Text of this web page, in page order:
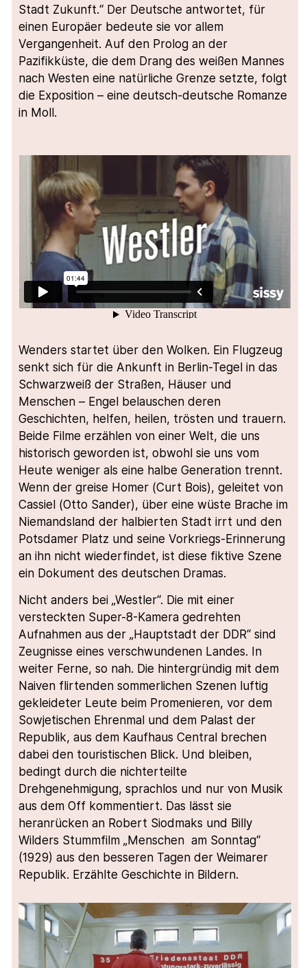
Stadt Zukunft.“ Der Deutsche antwortet, für
einen Europäer bedeute sie vor allem
Vergangenheit. Auf den Prolog an der
Pazifikküste, die dem Drang des weißen Mannes
nach Westen eine natürliche Grenze setzte, folgt
die Exposition – eine deutsch-deutsche Romanze
in Moll.
Wenders startet über den Wolken. Ein Flugzeug
senkt sich für die Ankunft in Berlin-Tegel in das
Schwarzweiß der Straßen, Häuser und
Menschen – Engel belauschen deren
Geschichten, helfen, heilen, trösten und trauern.
Beide Filme erzählen von einer Welt, die uns
historisch geworden ist, obwohl sie uns vom
Heute weniger als eine halbe Generation trennt.
Wenn der greise Homer (Curt Bois), geleitet von
Cassiel (Otto Sander), über eine wüste Brache im
Niemandsland der halbierten Stadt irrt und den
Potsdamer Platz und seine Vorkriegs-Erinnerung
an ihn nicht wiederfindet, ist diese fiktive Szene
ein Dokument des deutschen Dramas.
Nicht anders bei „Westler“. Die mit einer
versteckten Super-8-Kamera gedrehten
Aufnahmen aus der „Hauptstadt der DDR“ sind
Zeugnisse eines verschwundenen Landes. In
weiter Ferne, so nah. Die hintergründig mit dem
Naiven flirtenden sommerlichen Szenen luftig
gekleideter Leute beim Promenieren, vor dem
Sowjetischen Ehrenmal und dem Palast der
Republik, aus dem Kaufhaus Central brechen
dabei den touristischen Blick. Und bleiben,
bedingt durch die nichterteilte
Drehgenehmigung, sprachlos und nur von Musik
aus dem Off kommentiert. Das lässt sie
heranrücken an Robert Siodmaks und Billy
Wilders Stummfilm „Menschen am Sonntag“
(1929) aus den besseren Tagen der Weimarer
Republik. Erzählte Geschichte in Bildern.